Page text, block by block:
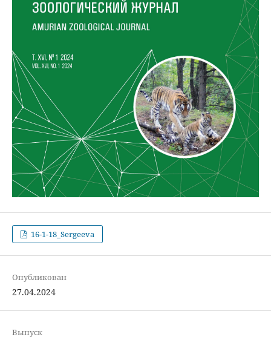
16-1-18_Sergeeva
Опубликован
27.04.2024
Выпуск